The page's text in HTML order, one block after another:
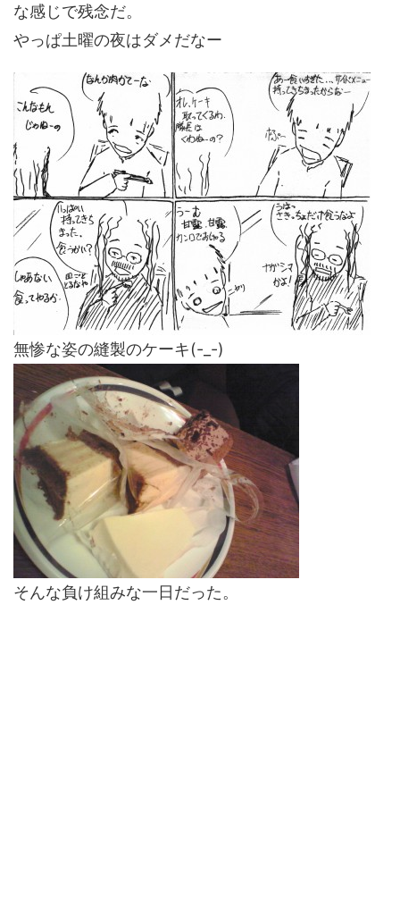
な感じで残念だ。
やっぱ土曜の夜はダメだなー
無惨な姿の縫製のケーキ(-_-)
そんな負け組みな一日だった。